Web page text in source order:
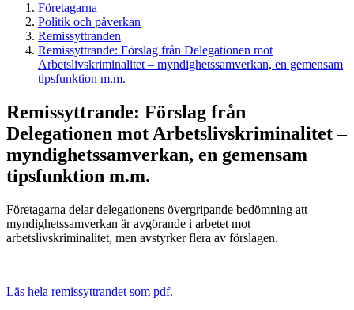
Företagarna
Politik och påverkan
Remissyttranden
Remissyttrande: Förslag från Delegationen mot
Arbetslivskriminalitet – myndighetssamverkan, en gemensam
tipsfunktion m.m.
Remissyttrande: Förslag från
Delegationen mot Arbetslivskriminalitet –
myndighetssamverkan, en gemensam
tipsfunktion m.m.
Företagarna delar delegationens övergripande bedömning att
myndighetssamverkan är avgörande i arbetet mot
arbetslivskriminalitet, men avstyrker flera av förslagen.
Läs hela remissyttrandet som pdf.